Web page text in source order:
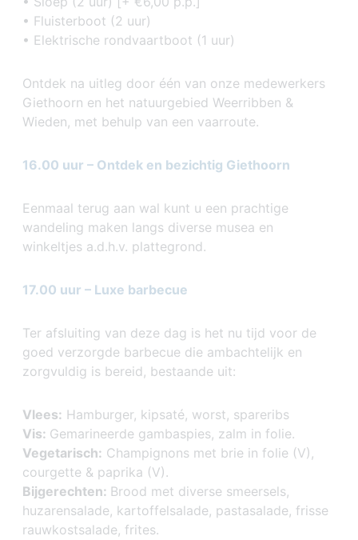
• Fluisterboot (2 uur)
• Elektrische rondvaartboot (1 uur)
Ontdek na uitleg door één van onze medewerkers
Giethoorn en het natuurgebied Weerribben &
Wieden, met behulp van een vaarroute.
16.00 uur – Ontdek en bezichtig Giethoorn
Eenmaal terug aan wal kunt u een prachtige
wandeling maken langs diverse musea en
winkeltjes a.d.h.v. plattegrond.
17.00 uur – Luxe barbecue
Ter afsluiting van deze dag is het nu tijd voor de
goed verzorgde barbecue die ambachtelijk en
zorgvuldig is bereid, bestaande uit:
Vlees: Hamburger, kipsaté, worst, spareribs
Vis: Gemarineerde gambaspies, zalm in folie.
Vegetarisch: Champignons met brie in folie (V),
courgette & paprika (V).
Bijgerechten: Brood met diverse smeersels,
huzarensalade, kartoffelsalade, pastasalade, frisse
rauwkostsalade, frites.